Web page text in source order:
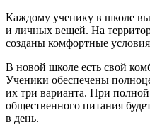
Каждому ученику в школе
и личных вещей. На
созданы комфортные
В новой школе есть свой
Ученики обеспечены
их три варианта. При
общественного питания
в день.